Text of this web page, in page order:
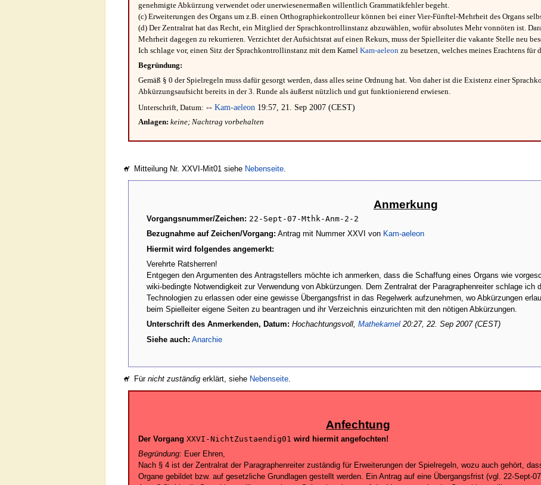
genehmigte Abkürzung verwendet oder unerwiesenermaßen willentlich Grammatikfehler begeht.
(c) Erweiterungen des Organs um z.B. einen Orthographiekontrolleur können bei einer Vier-Fünftel-Mehrheit des Organs
(d) Der Zentralrat hat das Recht, ein Mitglied der Sprachkontrollinstanz abzuwählen, wofür absolutes Mehr vonnöten ist.
Mehrheit dagegen zu rekurrieren. Verzichtet der Aufsichtsrat auf einen Rekurs, muss der Spielleiter die vakante Stelle neu
Ich schlage vor, einen Sitz der Sprachkontrollinstanz mit dem Kamel Kam-aeleon zu besetzen, welches meines Erachtens für
Begründung:
Gemäß § 0 der Spielregeln muss dafür gesorgt werden, dass alles seine Ordnung hat. Von daher ist die Existenz einer
Abkürzungsaufsicht bereits in der 3. Runde als äußerst nützlich und gut funktionierend erwiesen.
Unterschrift, Datum: -- Kam-aeleon 19:57, 21. Sep 2007 (CEST)
Anlagen: keine; Nachtrag vorbehalten
Mitteilung Nr. XXVI-Mit01 siehe Nebenseite
Anmerkung
Vorgangsnummer/Zeichen: 22-Sept-07-Mthk-Anm-2-2
Bezugnahme auf Zeichen/Vorgang: Antrag mit Nummer XXVI von Kam-aeleon
Hiermit wird folgendes angemerkt:
Verehrte Ratsherren!
Entgegen den Argumenten des Antragstellers möchte ich anmerken, dass die Schaffung eines Organs wie
wiki-bedingte Notwendigkeit zur Verwendung von Abkürzungen. Dem Zentralrat der Paragraphenreiter schlage
Technologien zu erlassen oder eine gewisse Übergangsfrist in das Regelwerk aufzunehmen, wo Abkürzungen
beim Spielleiter eigene Seiten zu beantragen und ihr Verzeichnis einzurichten mit den nötigen Abkürzungen.
Unterschrift des Anmerkenden, Datum: Hochachtungsvoll, Mathekamel 20:27, 22. Sep 2007 (CEST)
Siehe auch: Anarchie
Fürnicht zuständig erklärt, siehe Nebenseite.
Anfechtung
Der Vorgang XXVI-NichtZustaendig01 wird hiermit angefochten!
Begründung: Euer Ehren,
Nach § 4 ist der Zentralrat der Paragraphenreiter zuständig für Erweiterungen der Spielregeln, wozu auch gehört,
Organe gebildet bzw. auf gesetzliche Grundlagen gestellt werden. Ein Antrag auf eine Übergangsfrist (vgl. 22-Sept-